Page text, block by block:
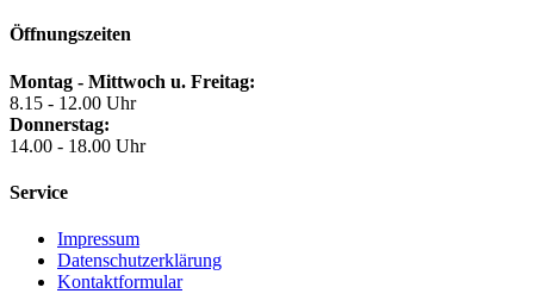
Öffnungszeiten
Montag - Mittwoch u. Freitag:
8.15 - 12.00 Uhr
Donnerstag:
14.00 - 18.00 Uhr
Service
Impressum
Datenschutzerklärung
Kontaktformular